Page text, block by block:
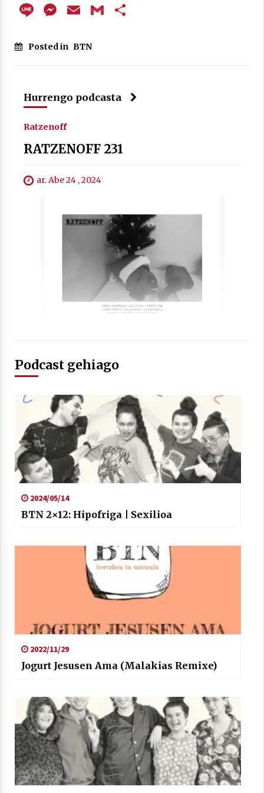
Zebrabidearen denboraldi amaiera
EHZtik
2021/07/01
2021/06/30
LineMessenger
EmailGmail
Posted in BTN
Hurrengo podcasta
Ratzenoff
RATZENOFF 231
ar. Abe 24 , 2024
Podcast gehiago
2024/05/14
BTN 2×12: Hipofriga | Sexilioa
2022/11/29
Jogurt Jesusen Ama (Malakias Remixe)